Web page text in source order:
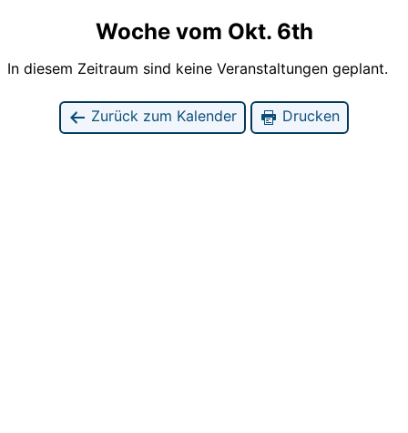
Woche vom Okt. 6th
In diesem Zeitraum sind keine Veranstaltungen geplant.
Zurück zum Kalender Drucken